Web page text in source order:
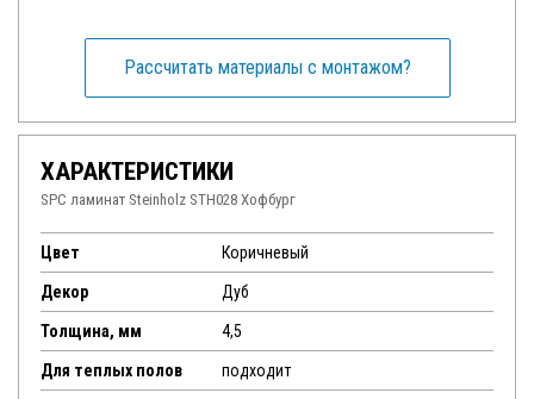
Рассчитать материалы с монтажом?
ХАРАКТЕРИСТИКИ
SPC ламинат Steinholz STH028 Хофбург
Цвет Коричневый
Декор Дуб
Толщина, мм 4,5
Для теплых полов подходит